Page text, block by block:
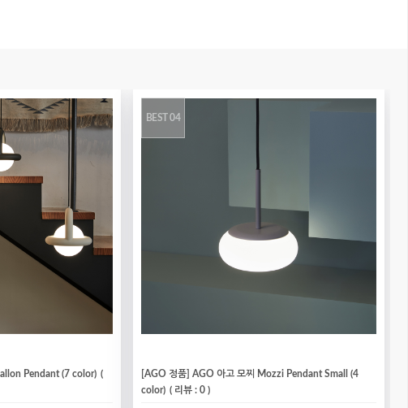
Pendant (7 color) (
BEST 04
[AGO 정품] AGO 아고 모찌 Mozzi Pendant Small (4
color) ( 리뷰 : 0 )